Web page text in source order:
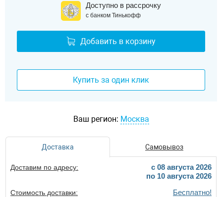
Доступно в рассрочку
с банком Тинькофф
Добавить в корзину
Купить за один клик
Ваш регион: Москва
Доставка Самовывоз
Доставим по адресу:
c 08 августа 2026
по 10 августа 2026
Стоимость доставки: Бесплатно!